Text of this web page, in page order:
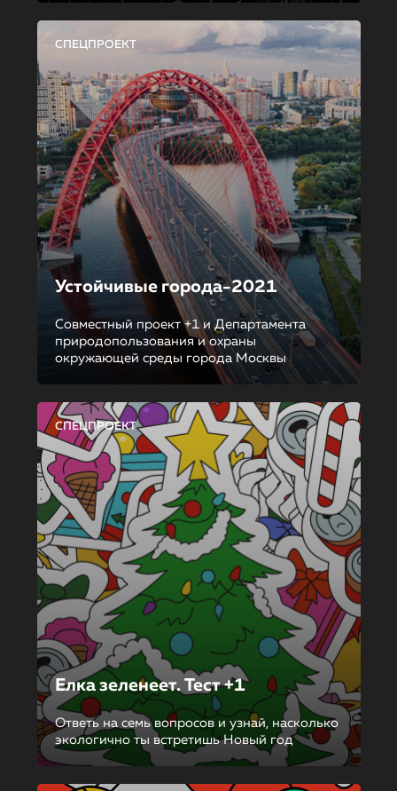
СПЕЦПРОЕКТ
Устойчивые города-2021
Совместный проект +1 и Департамента
природопользования и охраны
окружающей среды города Москвы
СПЕЦПРОЕКТ
Елка зеленеет. Тест +1
Ответь на семь вопросов и узнай, насколько
экологично ты встретишь Новый год